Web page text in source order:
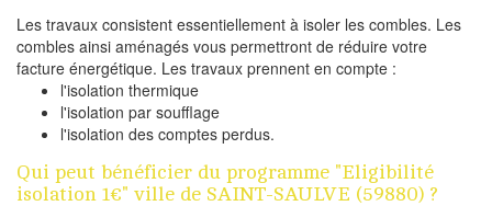
Les travaux consistent essentiellement à isoler les combles. Les
combles ainsi aménagés vous permettront de réduire votre
facture énergétique. Les travaux prennent en compte :
l'isolation thermique
l'isolation par soufflage
l'isolation des comptes perdus.
Qui peut bénéficier du programme "Eligibilité
isolation 1€" ville de SAINT-SAULVE (59880) ?